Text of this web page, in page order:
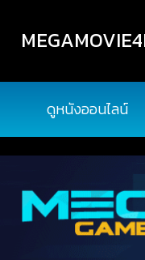
ดูหนังออนไลน์